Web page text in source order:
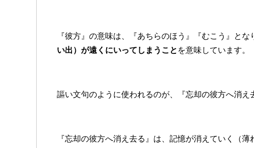
『彼方』の意味は、『あちらのほう』『むこう』と
い出）が遠くにいってしまうこと を意味しています。
謳い文句のように使われるのが、『忘却の彼方へ消え
『忘却の彼方へ消え去る』は、記憶が消えていく（